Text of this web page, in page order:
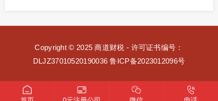
Copyright © 2025 商道财税 - 许可证书编号：
DLJZ37010520190036鲁ICP备2023012096号